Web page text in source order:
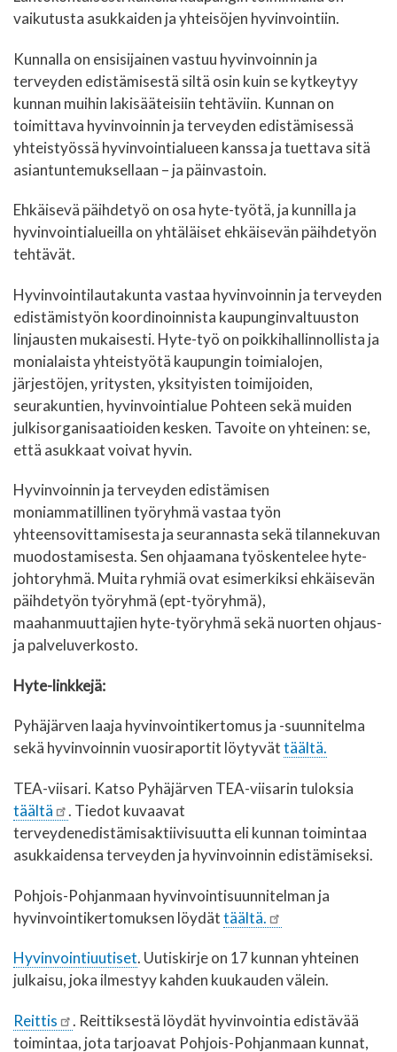
vaikutusta asukkaiden ja yhteisöjen hyvinvointiin.
Kunnalla on ensisijainen vastuu hyvinvoinnin ja
terveyden edistämisestä siltä osin kuin se kytkeytyy
kunnan muihin lakisääteisiin tehtäviin. Kunnan on
toimittava hyvinvoinnin ja terveyden edistämisessä
yhteistyössä hyvinvointialueen kanssa ja tuettava sitä
asiantuntemuksellaan – ja päinvastoin.
Ehkäisevä päihdetyö on osa hyte-työtä, ja kunnilla ja
hyvinvointialueilla on yhtäläiset ehkäisevän päihdetyön
tehtävät.
Hyvinvointilautakunta vastaa hyvinvoinnin ja terveyden
edistämistyön koordinoinnista kaupunginvaltuuston
linjausten mukaisesti. Hyte-työ on poikkihallinnollista ja
monialaista yhteistyötä kaupungin toimialojen,
järjestöjen, yritysten, yksityisten toimijoiden,
seurakuntien, hyvinvointialue Pohteen sekä muiden
julkisorganisaatioiden kesken. Tavoite on yhteinen: se,
että asukkaat voivat hyvin.
Hyvinvoinnin ja terveyden edistämisen
moniammatillinen työryhmä vastaa työn
yhteensovittamisesta ja seurannasta sekä tilannekuvan
muodostamisesta. Sen ohjaamana työskentelee hyte-
johtoryhmä. Muita ryhmiä ovat esimerkiksi ehkäisevän
päihdetyön työryhmä (ept-työryhmä),
maahanmuuttajien hyte-työryhmä sekä nuorten ohjaus-
ja palveluverkosto.
Hyte-linkkejä:
Pyhäjärven laaja hyvinvointikertomus ja -suunnitelma
sekä hyvinvoinnin vuosiraportit löytyvättäältä.
TEA-viisari. Katso Pyhäjärven TEA-viisarin tuloksia
täältä
. Tiedot kuvaavat
terveydenedistämisaktiivisuutta eli kunnan toimintaa
asukkaidensa terveyden ja hyvinvoinnin edistämiseksi.
Pohjois-Pohjanmaan hyvinvointisuunnitelman ja
hyvinvointikertomuksen löydättäältä.
Hyvinvointiuutiset. Uutiskirje on 17 kunnan yhteinen
julkaisu, joka ilmestyy kahden kuukauden välein.
Reittis
. Reittiksestä löydät hyvinvointia edistävää
toimintaa, jota tarjoavat Pohjois-​Pohjanmaan kunnat,